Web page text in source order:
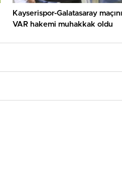
Kayserispor-Galatasaray
VAR hakemi muhakkak oldu